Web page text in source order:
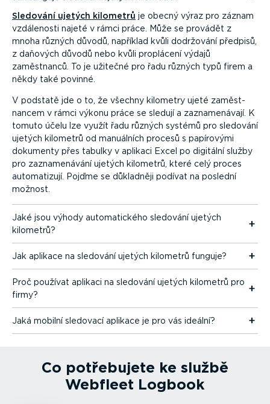
Přejít na obsah
Sledování ujetých kilometrů je obecný výraz pro záznam
vzdálenosti najeté v rámci práce. Může se provádět z
mnoha různých důvodů, například kvůli dodržování předpisů,
z daňových důvodů nebo kvůli proplácení výdajů
zaměstnanců. To je užitečné pro řadu různých typů firem a
někdy také povinné.
V podstatě jde o to, že všechny kilometry ujeté zaměst­
nancem v rámci výkonu práce se sledují a zazna­me­návají. K
tomuto účelu lze využít řadu různých systémů pro sledování
ujetých kilometrů od manuálních procesů s papírovými
dokumenty přes tabulky v aplikaci Excel po digitální služby
pro zazna­me­návání ujetých kilometrů, které celý proces
automa­tizují. Pojďme se důkladněji podívat na poslední
možnost.
Jaké jsou výhody automa­tického sledování ujetých
kilometrů?
Jak aplikace na sledování ujetých kilometrů funguje?
Proč používat aplikaci na sledování ujetých kilometrů pro
firmy?
Jaká mobilní sledovací aplikace je pro vás ideální?
Co potřebujete ke službě
Webfleet Logbook